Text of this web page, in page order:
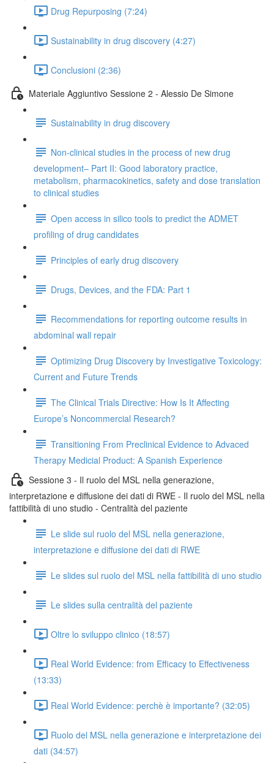
Drug Repurposing (7:24)
Sustainability in drug discovery (4:27)
Conclusioni (2:36)
Materiale Aggiuntivo Sessione 2 - Alessio De Simone
Sustainability in drug discovery
Non-clinical studies in the process of new drug
development– Part II: Good laboratory practice,
metabolism, pharmacokinetics, safety and dose translation
to clinical studies
Open access in silico tools to predict the ADMET
profiling of drug candidates
Principles of early drug discovery
Drugs, Devices, and the FDA: Part 1
Recommendations for reporting outcome results in
abdominal wall repair
Optimizing Drug Discovery by Investigative Toxicology:
Current and Future Trends
The Clinical Trials Directive: How Is It Affecting
Europe’s Noncommercial Research?
Transitioning From Preclinical Evidence to Advaced
Therapy Medicial Product: A Spanish Experience
Sessione 3 - Il ruolo del MSL nella generazione,
interpretazione e diffusione dei dati di RWE - Il ruolo del MSL nella
fattibilità di uno studio - Centralità del paziente
Le slide sul ruolo del MSL nella generazione,
interpretazione e diffusione dei dati di RWE
Le slides sul ruolo del MSL nella fattibilità di uno studio
Le slides sulla centralità del paziente
Oltre lo sviluppo clinico (18:57)
Real World Evidence: from Efficacy to Effectiveness
(13:33)
Real World Evidence: perchè è importante? (32:05)
Ruolo del MSL nella generazione e interpretazione dei
dati (34:57)